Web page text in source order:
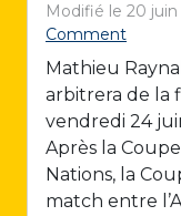
Modifié le 20 juin
Comment
Mathieu
arbitrera de la
vendredi 24
Après la
Nations, la
match entre